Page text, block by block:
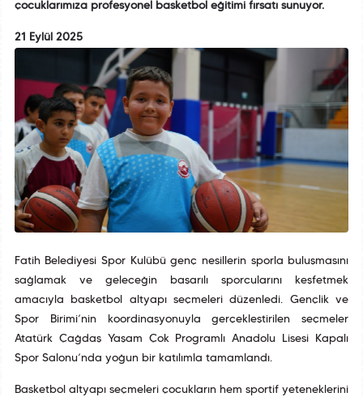
çocuklarımıza profesyonel basketbol eğitimi fırsatı sunuyor.
21 Eylül 2025
Fatih Belediyesi Spor Kulübü genç nesillerin sporla buluşmasını
sağlamak ve geleceğin başarılı sporcularını keşfetmek
amacıyla basketbol altyapı seçmeleri düzenledi. Gençlik ve
Spor Birimi’nin koordinasyonuyla gerçekleştirilen seçmeler
Atatürk Çağdaş Yaşam Çok Programlı Anadolu Lisesi Kapalı
Spor Salonu’nda yoğun bir katılımla tamamlandı.
Basketbol altyapı seçmeleri çocukların hem sportif yeteneklerini